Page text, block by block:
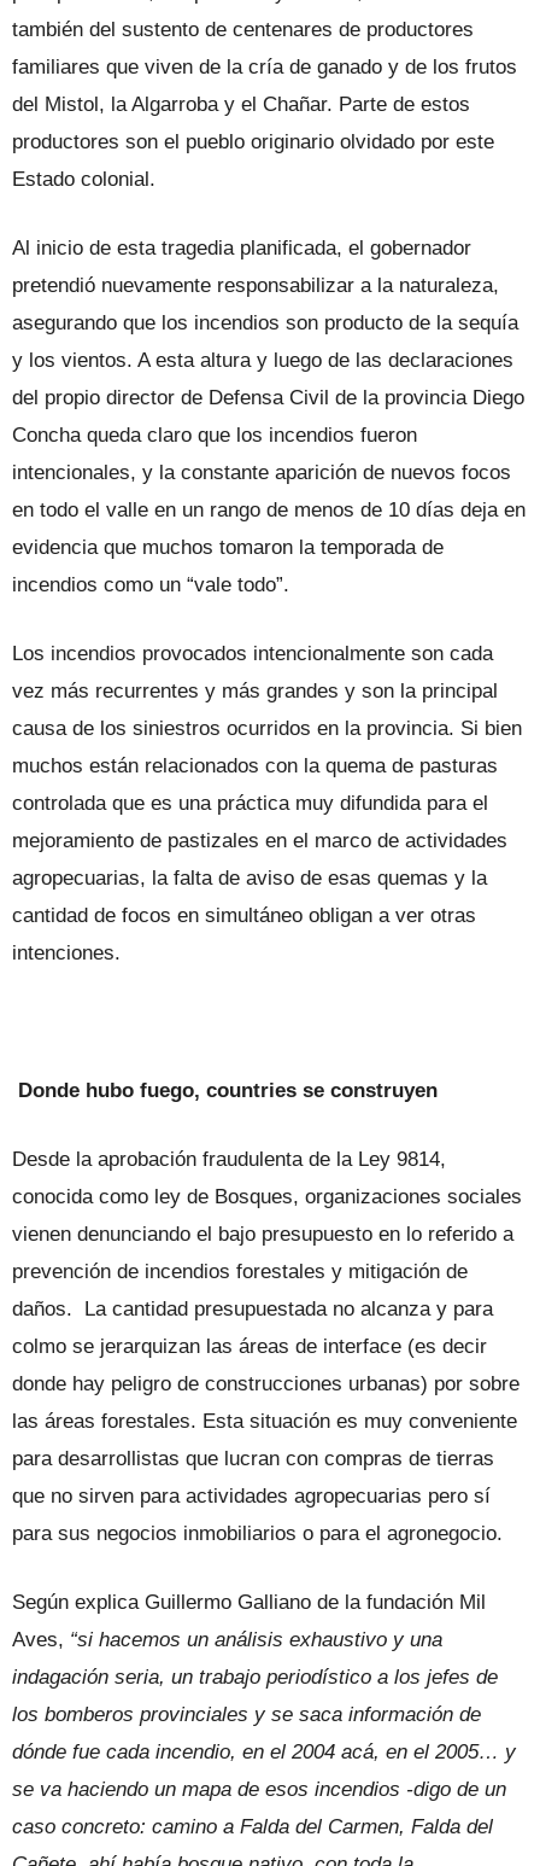
también del sustento de centenares de productores
familiares que viven de la cría de ganado y de los frutos
del Mistol, la Algarroba y el Chañar. Parte de estos
productores son el pueblo originario olvidado por este
Estado colonial.
Al inicio de esta tragedia planificada, el gobernador
pretendió nuevamente responsabilizar a la naturaleza,
asegurando que los incendios son producto de la sequía
y los vientos. A esta altura y luego de las declaraciones
del propio director de Defensa Civil de la provincia Diego
Concha queda claro que los incendios fueron
intencionales, y la constante aparición de nuevos focos
en todo el valle en un rango de menos de 10 días deja en
evidencia que muchos tomaron la temporada de
incendios como un “vale todo”.
Los incendios provocados intencionalmente son cada
vez más recurrentes y más grandes y son la principal
causa de los siniestros ocurridos en la provincia. Si bien
muchos están relacionados con la quema de pasturas
controlada que es una práctica muy difundida para el
mejoramiento de pastizales en el marco de actividades
agropecuarias, la falta de aviso de esas quemas y la
cantidad de focos en simultáneo obligan a ver otras
intenciones.
Donde hubo fuego, countries se construyen
Desde la aprobación fraudulenta de la Ley 9814,
conocida como ley de Bosques, organizaciones sociales
vienen denunciando el bajo presupuesto en lo referido a
prevención de incendios forestales y mitigación de
daños. La cantidad presupuestada no alcanza y para
colmo se jerarquizan las áreas de interface (es decir
donde hay peligro de construcciones urbanas) por sobre
las áreas forestales. Esta situación es muy conveniente
para desarrollistas que lucran con compras de tierras
que no sirven para actividades agropecuarias pero sí
para sus negocios inmobiliarios o para el agronegocio.
Según explica Guillermo Galliano de la fundación Mil
Aves, “si hacemos un análisis exhaustivo y una
indagación seria, un trabajo periodístico a los jefes de
los bomberos provinciales y se saca información de
dónde fue cada incendio, en el 2004 acá, en el 2005… y
se va haciendo un mapa de esos incendios -digo de un
caso concreto: camino a Falda del Carmen, Falda del